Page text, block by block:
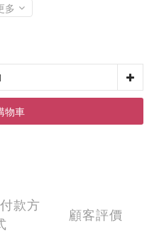
多
物車
款方
顧客評價